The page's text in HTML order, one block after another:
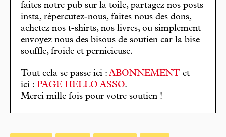
faites notre pub sur la toile, partagez nos posts
insta, répercutez-nous, faites nous des dons,
achetez nos t-shirts, nos livres, ou simplement
envoyez nous des bisous de soutien car la bise
souffle, froide et pernicieuse.
Tout cela se passe ici : ABONNEMENT et
ici : PAGE HELLO ASSO.
Merci mille fois pour votre soutien !